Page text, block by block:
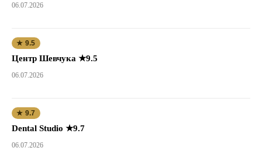
06.07.2026
★ 9.5
Центр Шевчука ★9.5
06.07.2026
★ 9.7
Dental Studio ★9.7
06.07.2026